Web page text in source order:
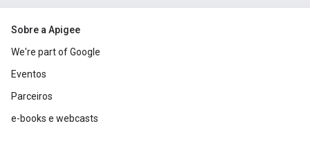
Sobre a Apigee
We're part of Google
Eventos
Parceiros
e-books e webcasts